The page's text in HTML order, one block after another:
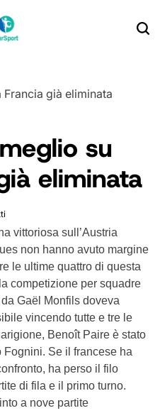
su
eliminata
vittoriosa sull’Austria
non hanno avuto margine
le ultime quattro di questa
competizione per squadre
Gaël Monfils doveva
vincendo tutte e tre le
Benoît Paire è stato
Se il francese ha
ha perso il filo
di fila e il primo turno.
a nove partite